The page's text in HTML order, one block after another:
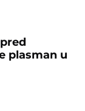
plasman u